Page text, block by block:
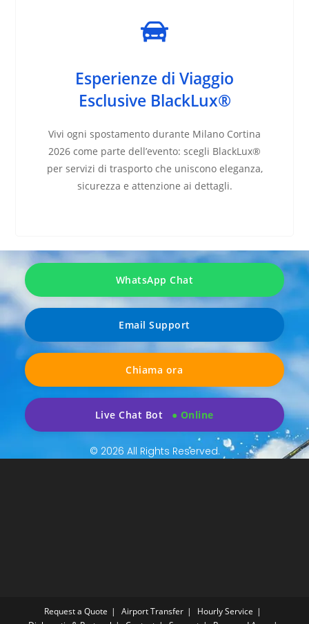
Esperienze di Viaggio
Esclusive BlackLux®
Vivi ogni spostamento durante Milano Cortina
2026 come parte dell’evento: scegli BlackLux®
per servizi di trasporto che uniscono eleganza,
sicurezza e attenzione ai dettagli.
WhatsApp Chat
Email Support
Chiama ora
Live Chat Bot
© 2026 All Rights Reserved.
Request a Quote Airport Transfer
Hourly Service